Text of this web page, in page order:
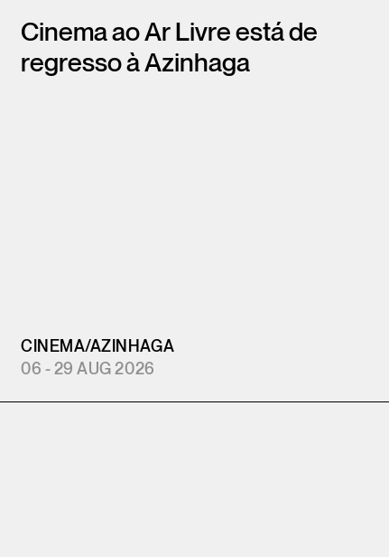
Cinema ao Ar Livre está de
regresso à Azinhaga
CINEMA/AZINHAGA
06 - 29 AUG 2026